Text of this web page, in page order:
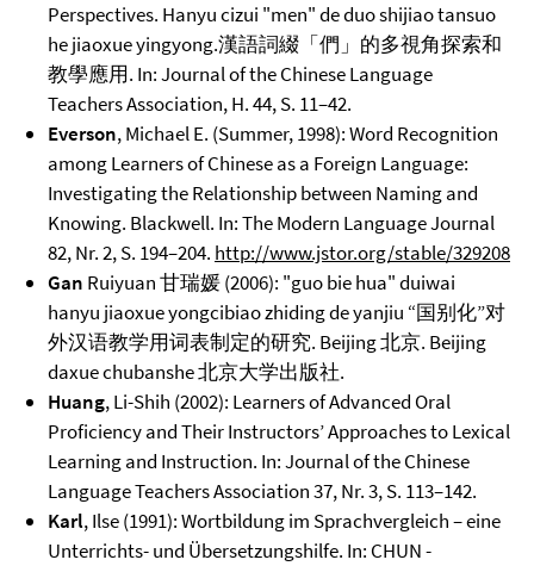
Perspectives. Hanyu cizui "men" de duo shijiao tansuo
he jiaoxue yingyong.漢語詞綴「們」的多視角探索和
教學應用. In: Journal of the Chinese Language
Teachers Association, H. 44, S. 11–42.
Everson, Michael E. (Summer, 1998): Word Recognition
among Learners of Chinese as a Foreign Language:
Investigating the Relationship between Naming and
Knowing. Blackwell. In: The Modern Language Journal
82, Nr. 2, S. 194–204. http://www.jstor.org/stable/329208
Gan Ruiyuan 甘瑞媛 (2006): "guo bie hua" duiwai
hanyu jiaoxue yongcibiao zhiding de yanjiu “国别化”对
外汉语教学用词表制定的研究. Beijing 北京. Beijing
daxue chubanshe 北京大学出版社.
Huang, Li-Shih (2002): Learners of Advanced Oral
Proficiency and Their Instructors’ Approaches to Lexical
Learning and Instruction. In: Journal of the Chinese
Language Teachers Association 37, Nr. 3, S. 113–142.
Karl, Ilse (1991): Wortbildung im Sprachvergleich – eine
Unterrichts- und Übersetzungshilfe. In: CHUN -